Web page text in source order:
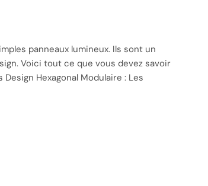
panneaux lumineux. Ils sont un
Voici tout ce que vous devez savoir
Hexagonal Modulaire : Les